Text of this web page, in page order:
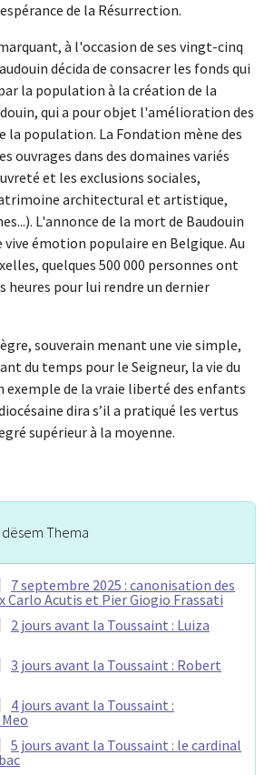
de la Résurrection.
à l'occasion de ses vingt-cinq
décida de consacrer les fonds qui
la population à la création de la
qui a pour objet l'amélioration des
la population. La Fondation mène des
ouvrages dans des domaines variés
et les exclusions sociales,
architectural et artistique,
L'annonce de la mort de Baudouin
vive émotion populaire en Belgique. Au
quelques 500 000 personnes ont
heures pour lui rendre un dernier
souverain menant une vie simple,
du temps pour le Seigneur, la vie du
exemple de la vraie liberté des enfants
dira s’il a pratiqué les vertus
supérieur à la moyenne.
Thema
7 septembre 2025 : canonisation des
Carlo Acutis et Pier Giogio Frassati
2 jours avant la Toussaint : Luiza
3 jours avant la Toussaint : Robert
4 jours avant la Toussaint :
5 jours avant la Toussaint : le cardinal